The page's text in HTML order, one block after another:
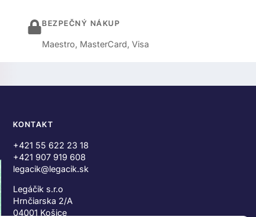
BEZPEČNÝ NÁKUP
Maestro, MasterCard, Visa
KONTAKT
+421 55 622 23 18
+421 907 919 608
legacik@legacik.sk
Legáčik s.r.o
Hrnčiarska 2/A
04001 Košice